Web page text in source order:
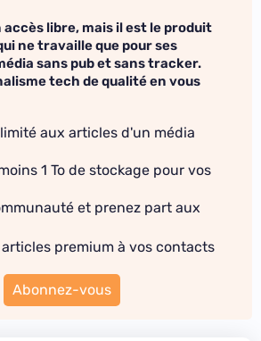
libre, mais il est le produit
ne travaille que pour ses
sans pub et sans tracker.
tech de qualité en vous
aux articles d'un média
1 To de stockage pour vos
et prenez part aux
premium à vos contacts
Abonnez-vous